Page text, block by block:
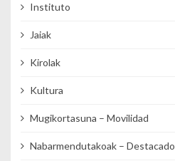
Instituto
Jaiak
Kirolak
Kultura
Mugikortasuna – Movilidad
Nabarmendutakoak – Destacado